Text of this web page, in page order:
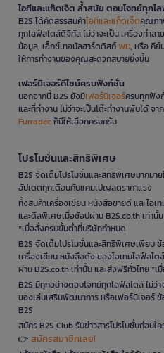
ไอทีและแก็ดเจ็ต ล้ำสมัย ตอบโจทย์ทุกไ
B2S ได้คัดสรรสินค้าไอทีและแก็ดเจ็ตคุณภา
ทุกไลฟ์สไตล์ดิจิทัล ไม่ว่าจะเป็น เครื่องทำลา
ข้อมูล, เอ็กซ์เทอนัลฮาร์ดดิสก์WD, หรือ คีย์
ให้การทำงานของคุณสะดวกสบายยิ่งขึ้น
เฟอร์นิเจอร์ดีไซน์ครบฟังก์ชั่น
นอกจากนี้ B2S ยังมีเฟอร์นิเจอร์ครบทุกฟัง
และที่ทำงาน ไม่ว่าจะเป็นโต๊ะทำงานพับได้ จ
Furradecก็มีให้เลือกครบครัน
โปรโมชั่นและสิทธิพิเศษ
B2S จัดเต็มโปรโมชั่นและสิทธิพิเศษมากม
อัปเดตทุกเดือนกับแคมเปญลดราคาแรง
ทั้งสินค้าเครื่องเขียน หนังสือขายดี และไอ
และดีลพิเศษเมื่อช้อปผ่าน B2S.co.th เท่านั้
*เมื่อสั่งครบขั้นต่ำที่บริษัทกำหนด
B2S จัดเต็มโปรโมชั่นและสิทธิพิเศษเพียบ
เครื่องเขียน หนังสือดัง ของไอเทมไลฟ์ส
ผ่าน B2S.co.th เท่านั้น และส่งฟรีทั่วไทย *
B2S มีทุกอย่างตอบโจทย์ทุกไลฟ์สไตล์ ไม่ว่
ของเล่นเสริมพัฒนาการ หรือเฟอร์นิเจอร์
B2S
สมัคร B2S Club รับข่าวสารโปรโมชั่นก่อนใ
👉 สมัครสมาชิกเลย!